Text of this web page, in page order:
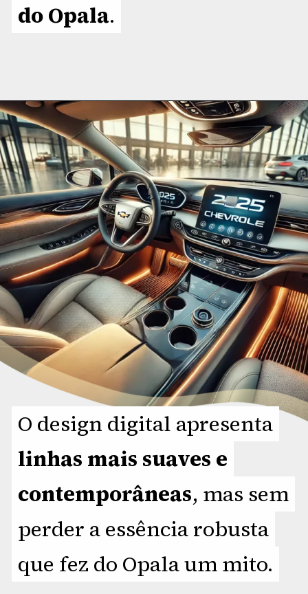
do Opala.
do Opala.
Opening https://planetcars.com.br/chevy-opala-yellow-basic-icone-renascido-com-novo-design/
O design digital apresenta
linhas mais suaves e
contemporâneas, mas sem
perder a essência robusta
que fez do Opala um mito.
O design digital apresenta
linhas mais suaves e
contemporâneas, mas sem
perder a essência robusta
que fez do Opala um mito.